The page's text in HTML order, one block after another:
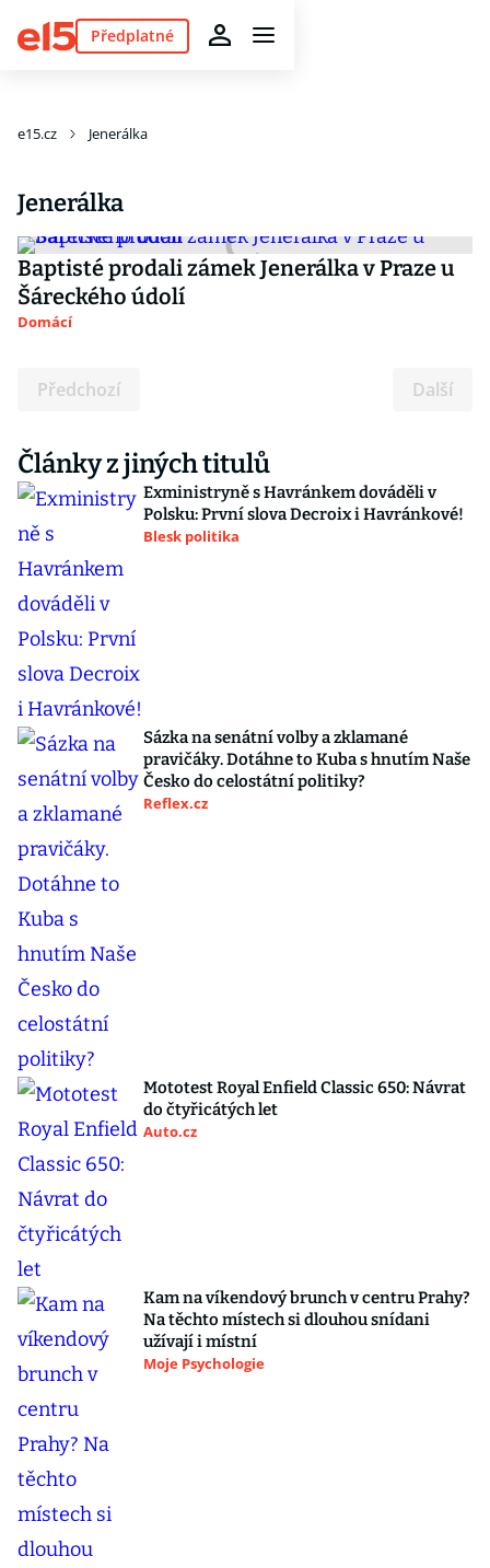
Předplatné
e15.cz Jenerálka
Jenerálka
Baptisté prodali zámek Jenerálka v Praze u
Šáreckého údolí
Domácí
Předchozí Další
Články z jiných titulů
Exministryně s Havránkem dováděli v
Polsku: První slova Decroix i Havránkové!
Blesk politika
Sázka na senátní volby a zklamané
pravičáky. Dotáhne to Kuba s hnutím Naše
Česko do celostátní politiky?
Reflex.cz
Mototest Royal Enfield Classic 650: Návrat
do čtyřicátých let
Auto.cz
Kam na víkendový brunch v centru Prahy?
Na těchto místech si dlouhou snídani
užívají i místní
Moje Psychologie